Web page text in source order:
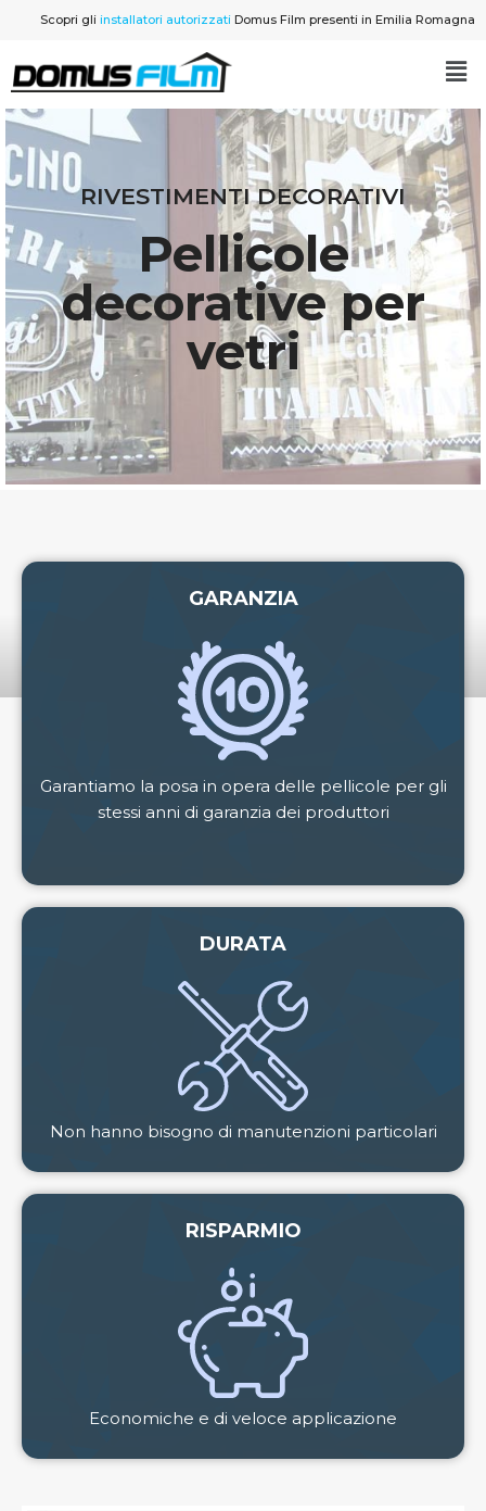
al
contenuto
Scopri gli installatori autorizzati Domus Film presenti in Emilia Romagna
RIVESTIMENTI DECORATIVI
Pellicole
decorative per
vetri
GARANZIA
Garantiamo la posa in opera delle pellicole per gli
stessi anni di garanzia dei produttori
DURATA
Non hanno bisogno di manutenzioni particolari
RISPARMIO
Economiche e di veloce applicazione